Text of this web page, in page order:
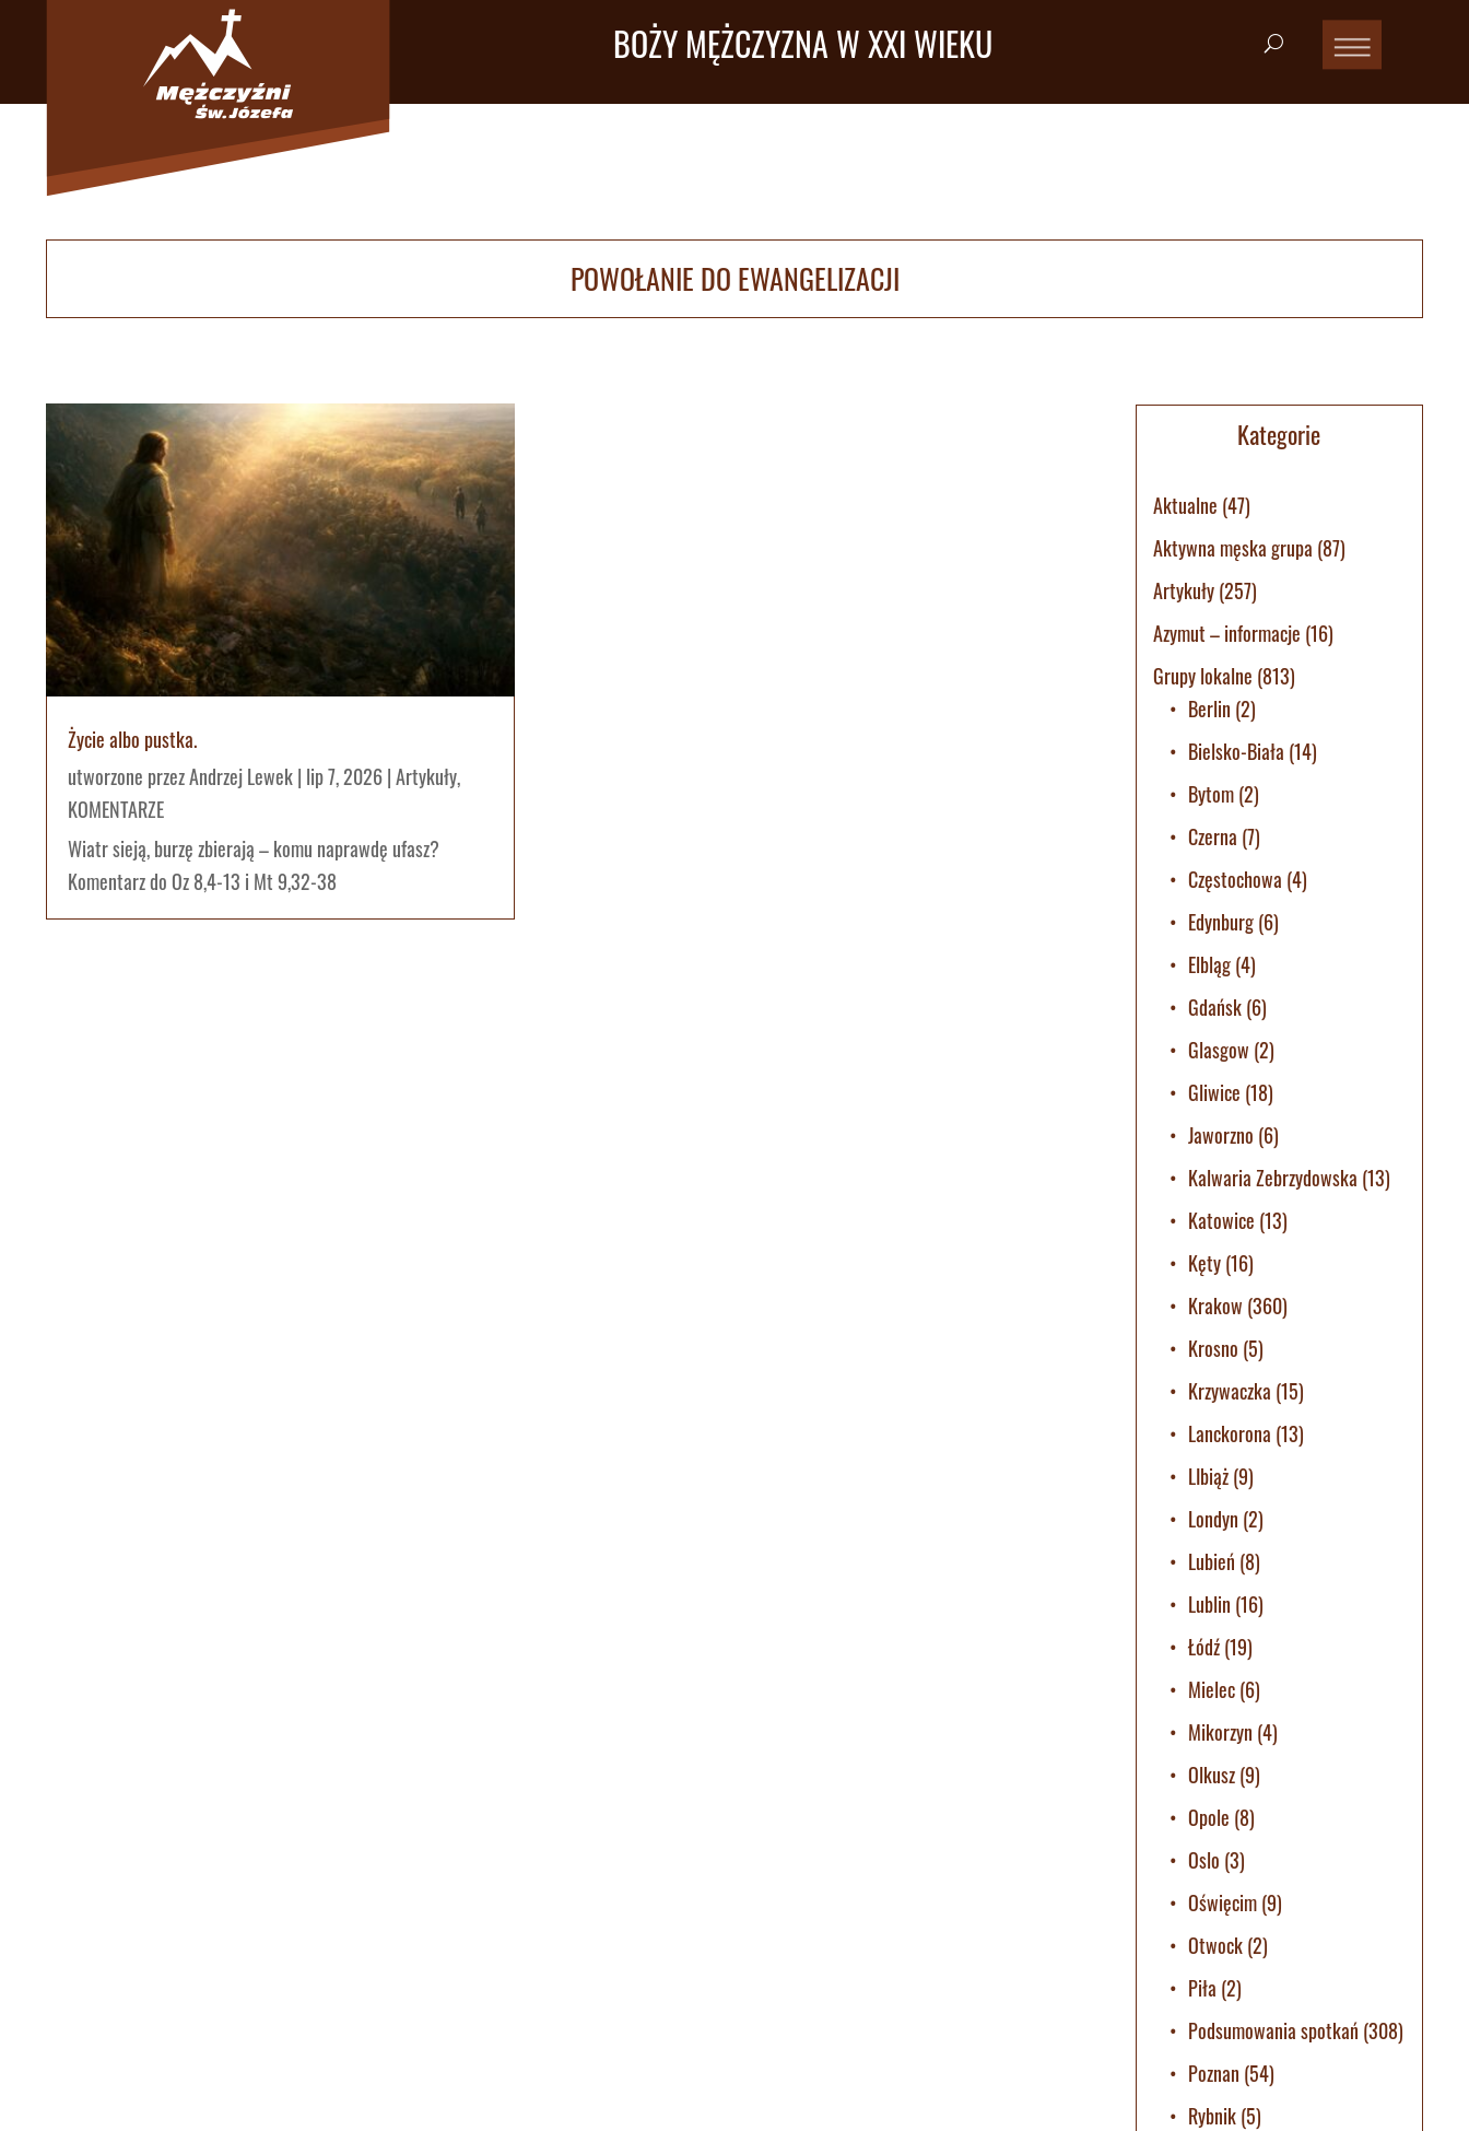
BOŻY MĘŻCZYZNA W XXI WIEKU
POWOŁANIE DO EWANGELIZACJI
Życie albo pustka.
utworzone przezAndrzej Lewek| lip 7, 2026|Artykuły,
KOMENTARZE
Wiatr sieją, burzę zbierają – komu naprawdę ufasz?
Komentarz do Oz 8,4-13 i Mt 9,32-38
Kategorie
Aktualne (47)
Aktywna męska grupa (87)
Artykuły(257)
Azymut – informacje (16)
Grupy lokalne (813)
Berlin (2)
Bielsko-Biała (14)
Bytom(2)
Czerna (7)
Częstochowa (4)
Edynburg(6)
Elbląg(4)
Gdańsk(6)
Glasgow (2)
Gliwice (18)
Jaworzno (6)
Kalwaria Zebrzydowska (13)
Katowice (13)
Kęty(16)
Krakow (360)
Krosno (5)
Krzywaczka (15)
Lanckorona (13)
LIbiąż(9)
Londyn (2)
Lubień (8)
Lublin (16)
Łódź(19)
Mielec(6)
Mikorzyn (4)
Olkusz(9)
Opole (8)
Oslo (3)
Oświęcim(9)
Otwock(2)
Piła (2)
Podsumowania spotkań (308)
Poznan (54)
Rybnik(5)